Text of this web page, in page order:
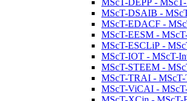
MScT-DEPP -
MScT-DSAIB -
MScT-EDACF -
MScT-EESM -
MScT-ESCLiP -
MScT-IOT - MScT-
MScT-STEEM -
MScT-TRAI - MScT-
MScT-ViCAI -